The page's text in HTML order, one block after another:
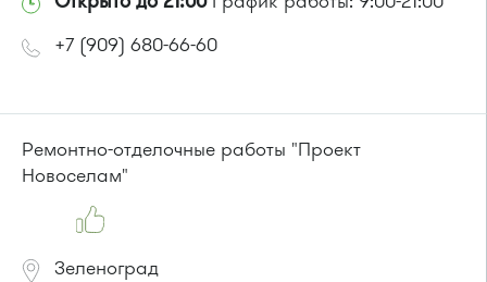
+7 (909) 680-66-60
Ремонтно-отделочные работы "Проект
Новоселам"
Зеленоград